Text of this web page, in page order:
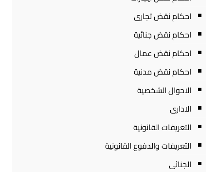
احكام نقض تجارى
احكام نقض جنائية
احكام نقض عمال
احكام نقض مدنية
الاحوال الشخصية
الادارى
التعريفات القانونية
التعريفات والدفوع القانونية
الجنائى